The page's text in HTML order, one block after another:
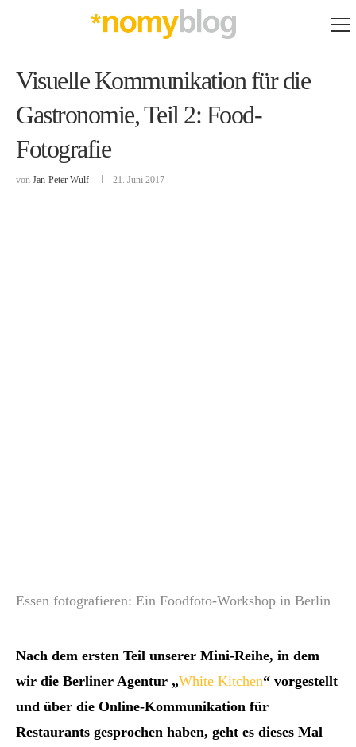
Visuelle Kommunikation für die
Gastronomie, Teil 2: Food-
Fotografie
von Jan-Peter Wulf 21. Juni 2017
Essen fotografieren: Ein Foodfoto-Workshop in Berlin
Nach dem ersten Teil unserer Mini-Reihe, in dem
wir die Berliner Agentur „White Kitchen“ vorgestellt
und über die Online-Kommunikation für
Restaurants gesprochen haben, geht es dieses Mal